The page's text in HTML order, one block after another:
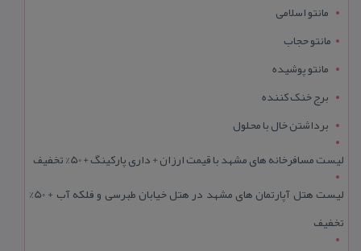
مانتو اسلامی
مانتو حجاب
مانتو پوشیده
برج خنک کننده
برداشتن خال با محلول
لیست مسافرخانه های مشهد با قیمت ارزان + داری پارکینگ + 50% تخفیف
لیست هتل آپارتمان های مشهد در هتل خیابان طبرسی و فلکه آب + 50%
تخفیف